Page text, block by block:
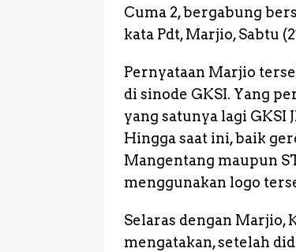
Cuma 2, bergabung
kata Pdt, Marjio, Sabtu
Pernyataan Marjio
di sinode GKSI. Yang
yang satunya lagi GKSI
Hingga saat ini, baik
Mangentang maupun
menggunakan logo
Selaras dengan Marjio,
mengatakan, setelah